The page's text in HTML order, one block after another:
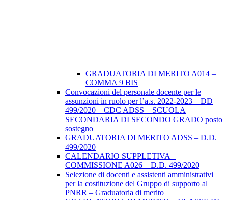
GRADUATORIA DI MERITO A014 –
COMMA 9 BIS
Convocazioni del personale docente per le
assunzioni in ruolo per l’a.s. 2022-2023 – DD
499/2020 – CDC ADSS – SCUOLA
SECONDARIA DI SECONDO GRADO posto
sostegno
GRADUATORIA DI MERITO ADSS – D.D.
499/2020
CALENDARIO SUPPLETIVA –
COMMISSIONE A026 – D.D. 499/2020
Selezione di docenti e assistenti amministrativi
per la costituzione del Gruppo di supporto al
PNRR – Graduatoria di merito